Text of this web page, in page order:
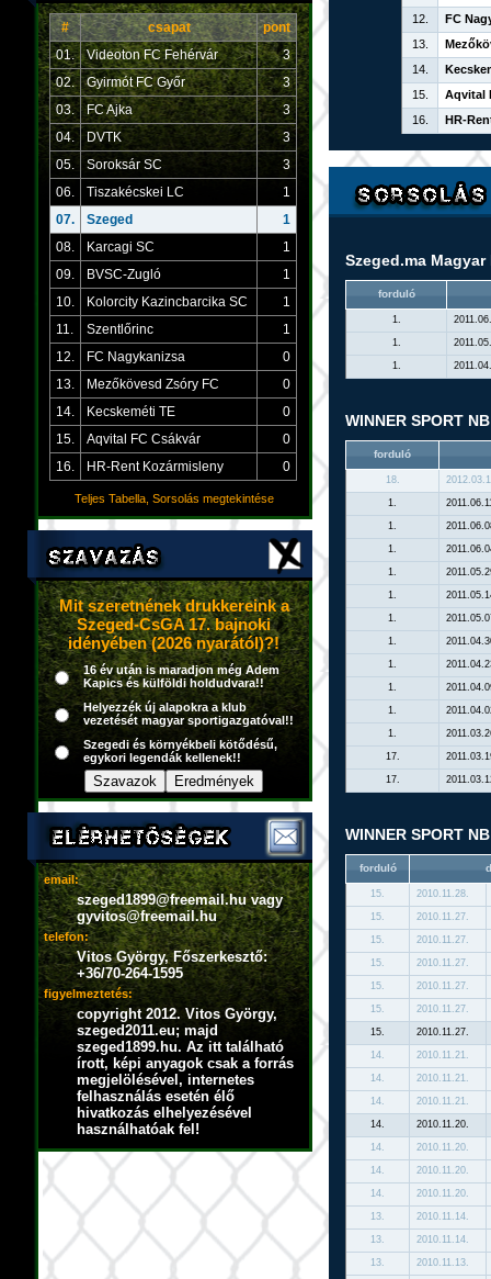
# csapat
pont
01.
Videoton FC Fehérvár
3
02.
Gyirmót FC Győr
3
03.
FC Ajka
3
04.
DVTK
3
05.
Soroksár SC
3
06.
Tiszakécskei LC
1
07.
Szeged
1
08.
Karcagi SC
1
09.
BVSC-Zugló
1
10.
Kolorcity Kazincbarcika SC
1
11.
Szentlőrinc
1
12.
FC Nagykanizsa
0
13.
Mezőkövesd Zsóry FC
0
14.
Kecskeméti TE
0
15.
Aqvital FC Csákvár
0
16.
HR-Rent Kozármisleny 0
Teljes Tabella, Sorsolás megtekintése
Mit szeretnének drukkereink a
Szeged-CsGA 17. bajnoki
idényében (2026 nyarától)?!
16 év után is maradjon még Adem
Kapics és külföldi holdudvara!!
Helyezzék új alapokra a klub
vezetését magyar sportigazgatóval!!
Szegedi és környékbeli kötődésű,
egykori legendák kellenek!!
email:
szeged1899@freemail.hu vagy
gyvitos@freemail.hu
telefon:
Vitos György, Főszerkesztő:
+36/70-264-1595
figyelmeztetés:
copyright 2012. Vitos György,
szeged2011.eu; majd
szeged1899.hu. Az itt található
írott, képi anyagok csak a forrás
megjelölésével, internetes
felhasználás esetén élő
hivatkozás elhelyezésével
használhatóak fel!
12.
FC
13.
14.
15.
Aqvital
16.
HR-
Szeged.ma Magyar
forduló
1.
1.
1.
WINNER SPORT
forduló
18.
1.
1.
1.
1.
1.
1.
1.
1.
1.
1.
1.
17.
17.
WINNER SPORT
forduló
15. 2010.11.28.
15. 2010.11.27.
15. 2010.11.27.
15. 2010.11.27.
15. 2010.11.27.
15. 2010.11.27.
15. 2010.11.27.
14. 2010.11.21.
14. 2010.11.21.
14. 2010.11.21.
14. 2010.11.20.
14. 2010.11.20.
14. 2010.11.20.
14. 2010.11.20.
13. 2010.11.14.
13. 2010.11.14.
13. 2010.11.13.